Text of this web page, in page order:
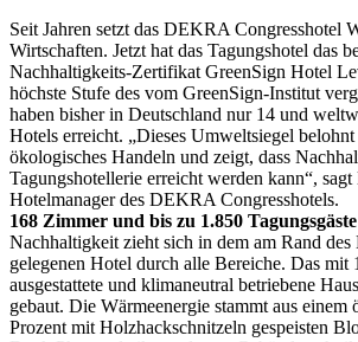
Seit Jahren setzt das DEKRA Congresshotel
Wirtschaften. Jetzt hat das Tagungshotel das
Nachhaltigkeits-Zertifikat GreenSign Hotel
höchste Stufe des vom GreenSign-Institut
haben bisher in Deutschland nur 14 und
Hotels erreicht. „Dieses Umweltsiegel belohnt
ökologisches Handeln und zeigt, dass
Tagungshotellerie erreicht werden kann“,
Hotelmanager des DEKRA Congresshotels.
168 Zimmer und bis zu 1.850 Tagungsgäste
Nachhaltigkeit zieht sich in dem am Rand
gelegenen Hotel durch alle Bereiche. Das mit
ausgestattete und klimaneutral betriebene
gebaut. Die Wärmeenergie stammt aus einem
Prozent mit Holzhackschnitzeln gespeisten